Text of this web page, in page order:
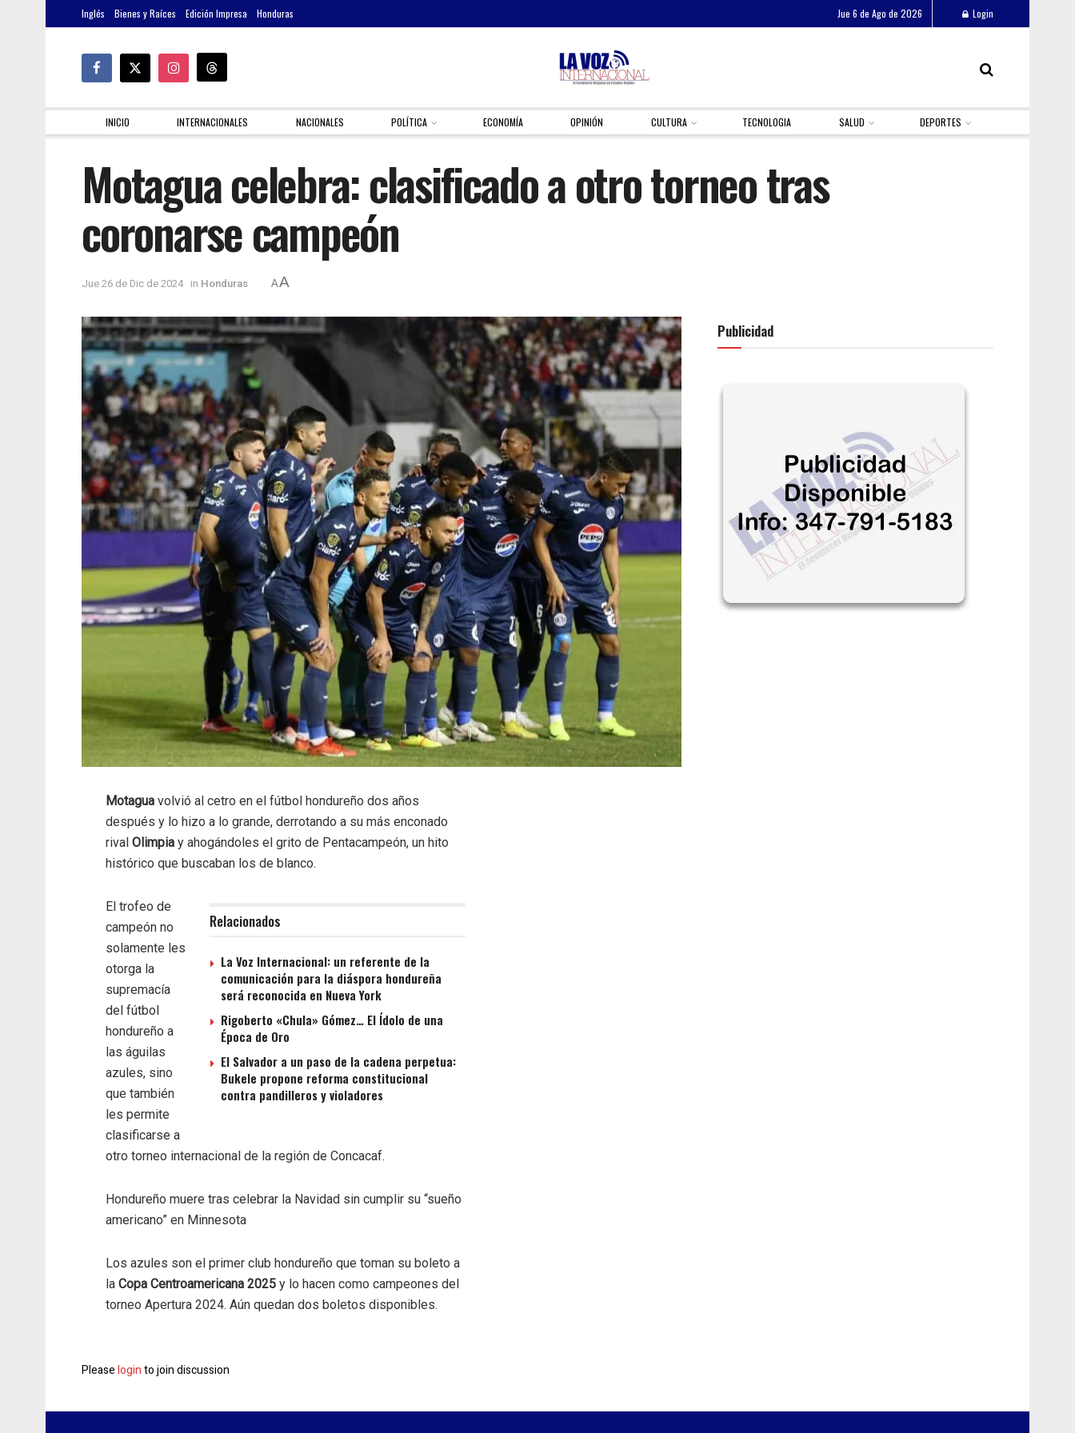
Inglés Bienes y Raíces Edición Impresa Honduras Jue 6 de Ago de 2026 Login
INICIO INTERNACIONALES NACIONALES POLÍTICA ECONOMÍA OPINIÓN CULTURA TECNOLOGIA SALUD DEPORTES
Motagua celebra: clasificado a otro torneo tras
coronarse campeón
Jue 26 de Dic de 2024 in Honduras AA
Motagua volvió al cetro en el fútbol hondureño dos años
después y lo hizo a lo grande, derrotando a su más enconado
rival Olimpia y ahogándoles el grito de Pentacampeón, un hito
histórico que buscaban los de blanco.
Relacionados
La Voz Internacional: un referente de la
comunicación para la diáspora hondureña
será reconocida en Nueva York
Rigoberto «Chula» Gómez… El Ídolo de una
Época de Oro
El Salvador a un paso de la cadena perpetua:
Bukele propone reforma constitucional
contra pandilleros y violadores
El trofeo de
campeón no
solamente les
otorga la
supremacía
del fútbol
hondureño a
las águilas
azules, sino
que también
les permite
clasificarse a
otro torneo internacional de la región de Concacaf.
Hondureño muere tras celebrar la Navidad sin cumplir su “sueño
americano” en Minnesota
Los azules son el primer club hondureño que toman su boleto a
la Copa Centroamericana 2025 y lo hacen como campeones del
torneo Apertura 2024. Aún quedan dos boletos disponibles.
Pleaseloginto join discussion
Publicidad